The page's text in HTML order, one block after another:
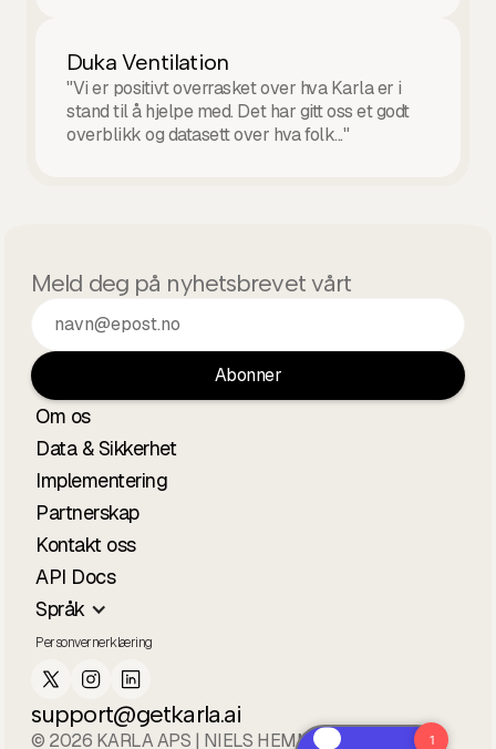
Duka Ventilation
"Vi er positivt overrasket over hva Karla er i
stand til å hjelpe med. Det har gitt oss et godt
overblikk og datasett over hva folk..."
Meld deg på nyhetsbrevet vårt
Om os
Data & Sikkerhet
Implementering
Partnerskap
Kontakt oss
API Docs
Språk
Personvernerklæring
support@getkarla.ai
© 2026 KARLA APS | NIELS HEMMINGSENS GADE